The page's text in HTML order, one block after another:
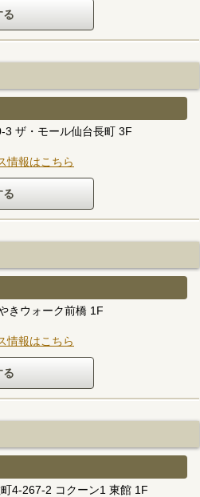
3 ザ・モール仙台長町 3F
情報はこちら
きウォーク前橋 1F
情報はこちら
4-267-2 コクーン1 東館 1F